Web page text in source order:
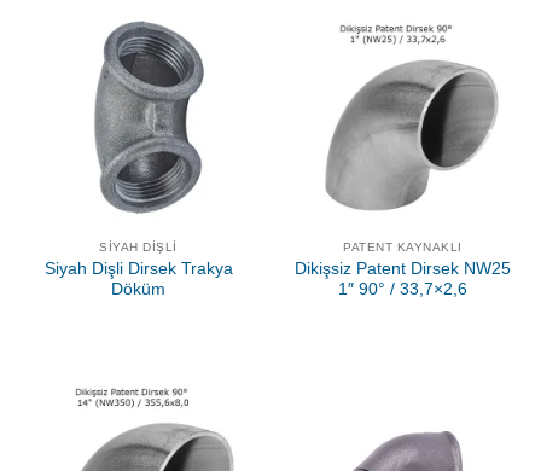
SIYAH DIŞLI
Siyah Dişli Dirsek Trakya
Döküm
PATENT KAYNAKLI
Dikişsiz Patent Dirsek NW25
1″ 90° / 33,7×2,6